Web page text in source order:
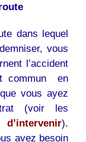
dans lequel
vous
l’accident
commun en
vous ayez
(voir les
).
avez besoin